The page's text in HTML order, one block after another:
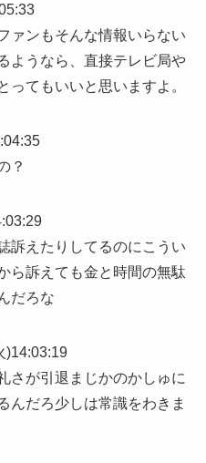
ァンもそんな情報いらない
ようなら、直接テレビ局や
ってもいいと思いますよ。
？
訴えたりしてるのにこうい
ら訴えても金と時間の無駄
だろな
)14:03:19
さが引退まじかのかしゅに
んだろ少しは常識をわきま